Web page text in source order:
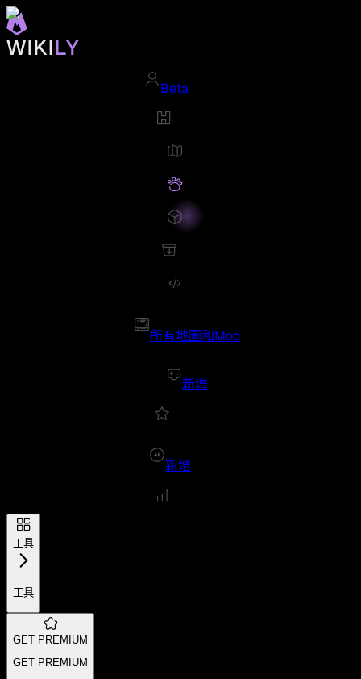
Beta
所有地圖和Mod
新增
新增
工具
工具
GET PREMIUM
GET PREMIUM